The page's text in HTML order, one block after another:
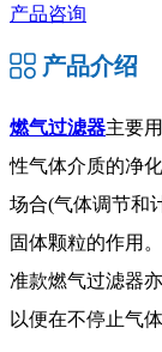
产品咨询
产品介绍
燃气过滤器主要
性气体介质的净
场合(气体调节和
固体颗粒的作用
准款燃气过滤器
以便在不停止气